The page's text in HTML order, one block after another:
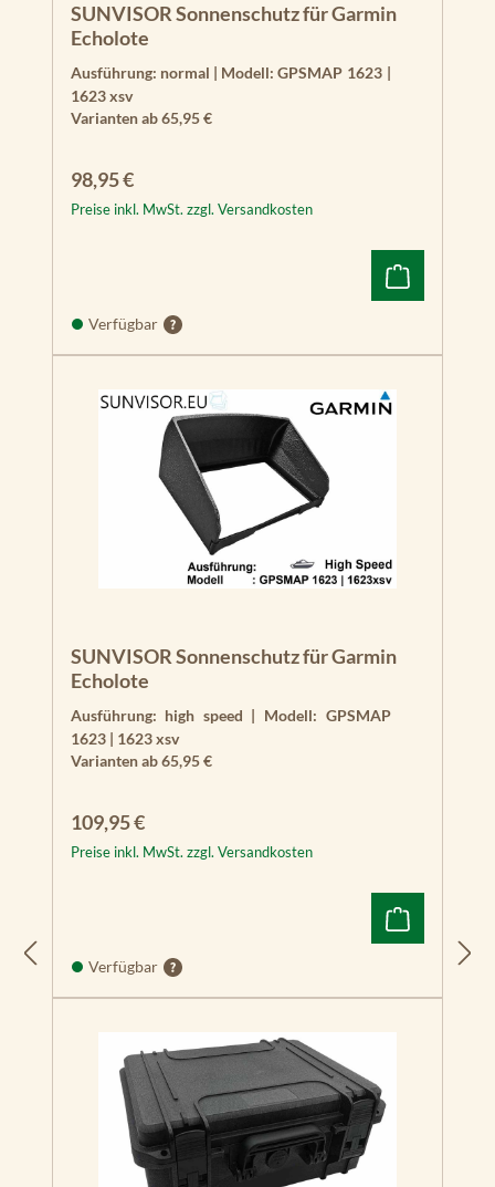
SUNVISOR Sonnenschutz für Garmin
Echolote
Ausführung: normal | Modell: GPSMAP 1623 |
1623 xsv
Varianten ab65,95 €
Regulärer Preis:
98,95 €
Preise inkl. MwSt. zzgl. Versandkosten
Verfügbar
SUNVISOR Sonnenschutz für Garmin
Echolote
Ausführung: high speed | Modell: GPSMAP
1623 | 1623 xsv
Varianten ab65,95 €
Regulärer Preis:
109,95 €
Preise inkl. MwSt. zzgl. Versandkosten
Verfügbar